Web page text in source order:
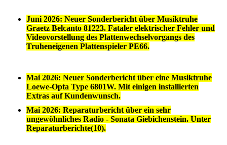
Juni 2026: Neuer Sonderbericht über Musiktruhe
Graetz Belcanto 81223. Fataler elektrischer Fehler und
Videovorstellung des Plattenwechselvorgangs des
Truheneigenen Plattenspieler PE66.
Mai 2026: Neuer Sonderbericht über eine Musiktruhe
Loewe-Opta Type 6801W. Mit einigen installierten
Extras auf Kundenwunsch.
Mai 2026: Reparaturbericht über ein sehr
ungewöhnliches Radio - Sonata Giebichenstein. Unter
Reparaturberichte(10).